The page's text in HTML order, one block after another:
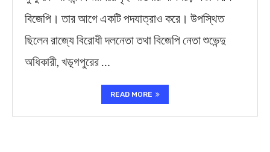
বিজেপি। তার আগে একটি পদযাত্রাও করে। উপস্থিত
ছিলেন রাজ্যে বিরোধী দলনেতা তথা বিজেপি নেতা শুভেন্দু
অধিকারী, খড়্গপুরের …
READ MORE